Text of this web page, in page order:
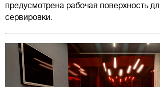
предусмотрена рабочая поверхность
сервировки.